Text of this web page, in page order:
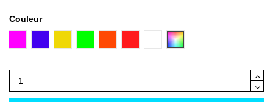
Couleur
BlancMulticolore